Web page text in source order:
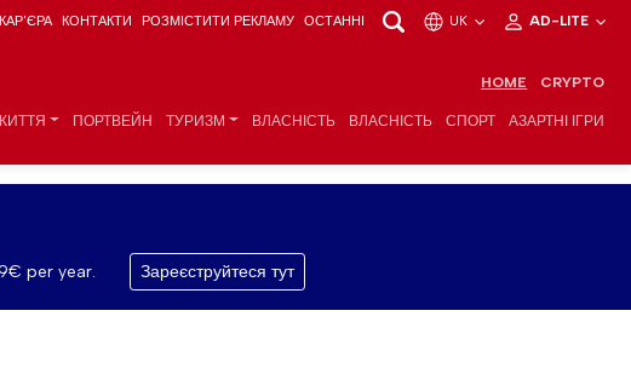
КАР'ЄРА КОНТАКТИ РОЗМІСТИТИ РЕКЛАМУ ОСТАННІ UK AD-LITE
HOME CRYPTO
ПОРТВЕЙН ТУРИЗМ ВЛАСНІСТЬ ВЛАСНІСТЬ СПОРТ АЗАРТНІ ІГРИ
per year. Зареєструйтеся тут